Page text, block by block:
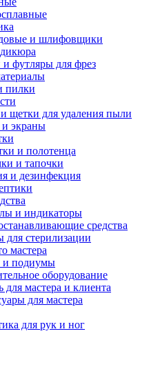
и шлифовщики
футляры для фрез
пилки
щетки для удаления пыли
экраны
и полотенца
и тапочки
и дезинфекция
и индикаторы
средства
для стерилизации
мастера
подиумы
оборудование
для мастера и клиента
для мастера
для рук и ног